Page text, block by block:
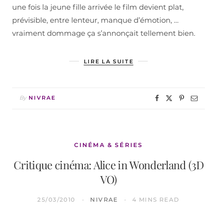
une fois la jeune fille arrivée le film devient plat,
prévisible, entre lenteur, manque d’émotion, …
vraiment dommage ça s’annonçait tellement bien.
LIRE LA SUITE
By NIVRAE
CINÉMA & SÉRIES
Critique cinéma: Alice in Wonderland (3D
VO)
25/03/2010 NIVRAE 4 MINS READ